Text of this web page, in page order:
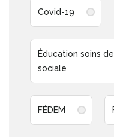
Covid-19
Éducation soins
sociale
FÉDÉM